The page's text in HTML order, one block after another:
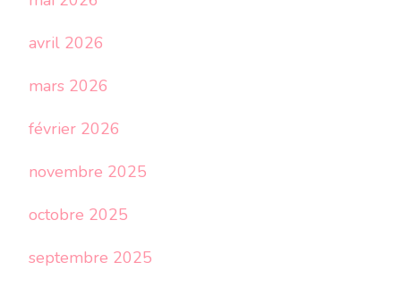
avril 2026
mars 2026
février 2026
novembre 2025
octobre 2025
septembre 2025